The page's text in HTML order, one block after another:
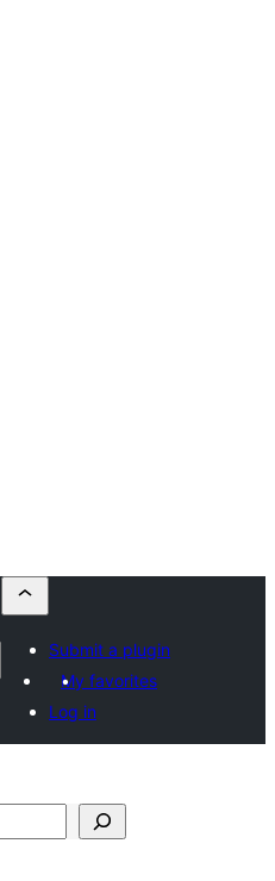
Submit a plugin
My favorites
Log in